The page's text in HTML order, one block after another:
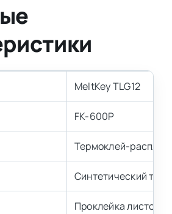
MeltKey TLG12
FK-600P
Термоклей-расплав
Синтетический
Проклейка